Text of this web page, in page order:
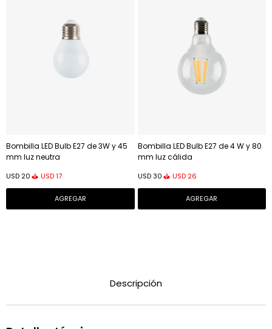
Bombilla LED Bulb E27 de 3W y 45
mm luz neutra
USD 20 USD17
Bombilla LED Bulb E27 de 4 W y 80
mm luz cálida
USD 30 USD 26
Descripción